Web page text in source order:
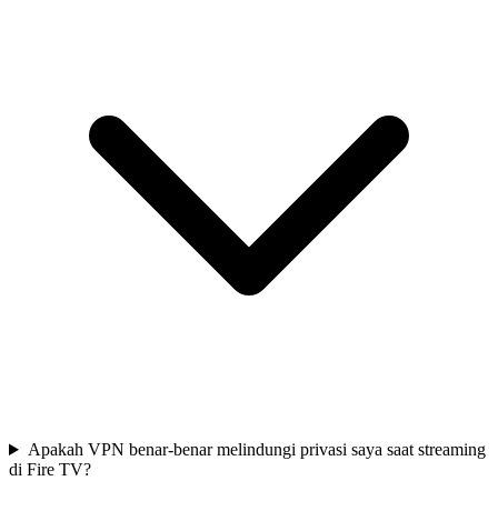
Apakah VPN benar-benar melindungi privasi saya saat streaming
di Fire TV?